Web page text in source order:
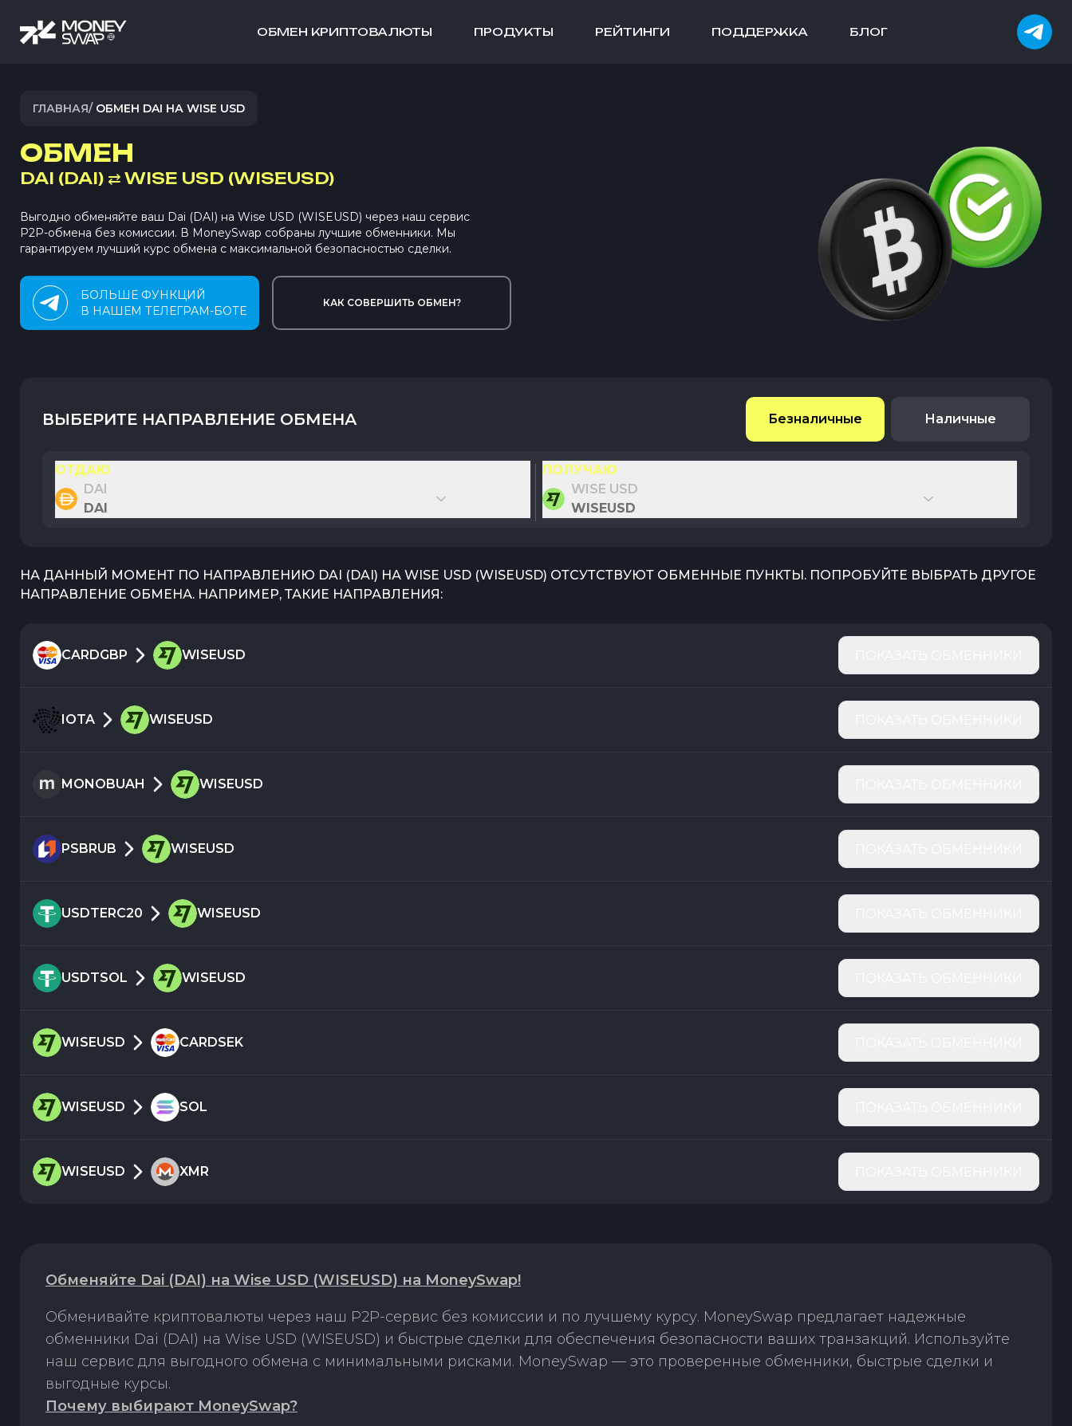
ОБМЕН КРИПТОВАЛЮТЫ ПРОДУКТЫ РЕЙТИНГИ ПОДДЕРЖКА БЛОГ
ГЛАВНАЯ/ ОБМЕН DAI НА WISE USD
ОБМЕН
DAI (DAI) ⇄ WISE USD (WISEUSD)
Выгодно обменяйте ваш Dai (DAI) на Wise USD (WISEUSD) через наш сервис
P2P-обмена без комиссии. В MoneySwap собраны лучшие обменники. Мы
гарантируем лучший курс обмена с максимальной безопасностью сделки.
БОЛЬШЕ ФУНКЦИЙ
В НАШЕМ ТЕЛЕГРАМ-БОТЕ
КАК СОВЕРШИТЬ ОБМЕН?
ВЫБЕРИТЕ НАПРАВЛЕНИЕ ОБМЕНА Безналичные Наличные
ОТДАЮ
DAI
DAI
ПОЛУЧАЮ
WISE USD
WISEUSD
НА ДАННЫЙ МОМЕНТ ПО НАПРАВЛЕНИЮ DAI (DAI) НА WISE USD (WISEUSD) ОТСУТСТВУЮТ ОБМЕННЫЕ ПУНКТЫ. ПОПРОБУЙТЕ ВЫБРАТЬ ДРУГОЕ
НАПРАВЛЕНИЕ ОБМЕНА. НАПРИМЕР, ТАКИЕ НАПРАВЛЕНИЯ:
CARDGBP WISEUSD
IOTA WISEUSD
MONOBUAH WISEUSD
PSBRUB WISEUSD
USDTERC20 WISEUSD
USDTSOL WISEUSD
WISEUSD CARDSEK
WISEUSD SOL
WISEUSD XMR
Обменяйте Dai (DAI) на Wise USD (WISEUSD) на MoneySwap!
Обменивайте криптовалюты через наш P2P-сервис без комиссии и по лучшему курсу. MoneySwap предлагает надежные
обменники Dai (DAI) на Wise USD (WISEUSD) и быстрые сделки для обеспечения безопасности ваших транзакций. Используйте
наш сервис для выгодного обмена с минимальными рисками. MoneySwap — это проверенные обменники, быстрые сделки и
выгодные курсы.
Почему выбирают MoneySwap?